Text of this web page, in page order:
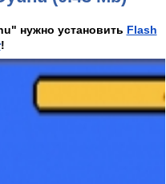
нужно установить Flash
!